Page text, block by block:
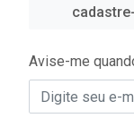
Avise-me